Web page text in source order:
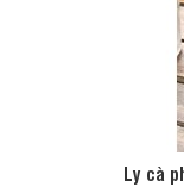
Ly cà